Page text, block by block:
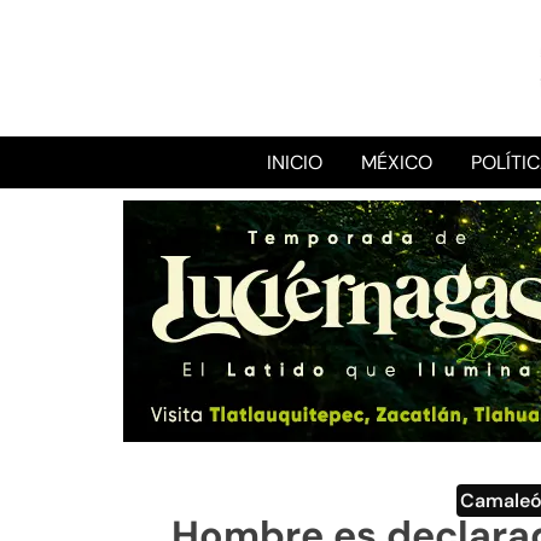
INICIO MÉXICO